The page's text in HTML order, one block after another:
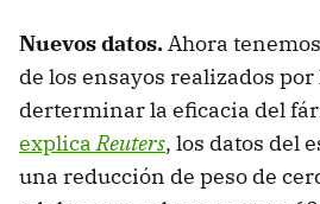
Nuevos datos.Ahora
de los ensayos realizados
derterminar la eficacia del
explicaReuters, los datos del
una reducción de peso de